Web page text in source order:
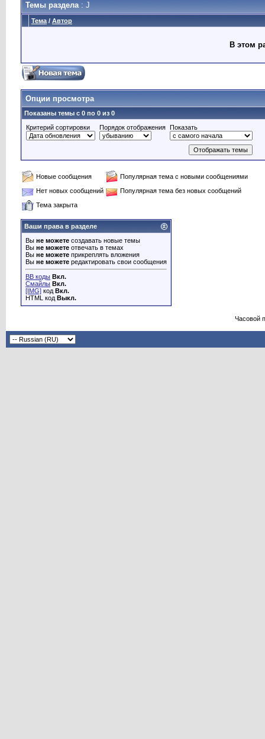
Темы раздела: J
Тема / Автор
В этом
Опции просмотра
Показаны темы с 0 по 0 из 0
Критерий сортировки
Порядок отображения Показать
Новые сообщения
Популярная тема с новыми сообщениями
Нет новых сообщений
Популярная тема без новых сообщений
Тема закрыта
Ваши права в разделе
Вы не можете создавать новые темы
Вы не можете отвечать в темах
Вы не можете прикреплять вложения
Вы не можете редактировать свои сообщения
BB коды Вкл.
Смайлы Вкл.
[IMG] код Вкл.
HTML код Выкл.
Часовой